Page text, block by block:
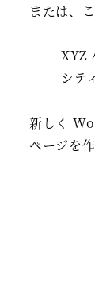
または、
XYZ
シテ
新しく
ページを